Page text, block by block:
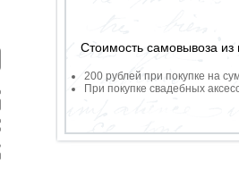
Стоимость самовывоза из
200 рублей при покупке на
При покупке свадебных